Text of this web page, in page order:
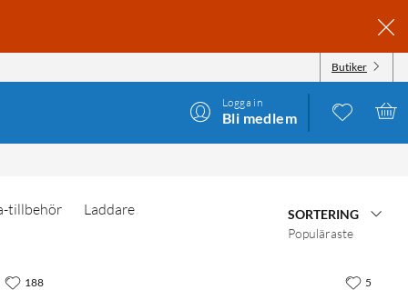
Butiker
Logga in
Bli medlem
tillbehör Laddare
SORTERING
Populäraste
188 5